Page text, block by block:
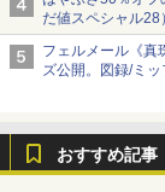
だ値スペシャル
ねっと限定
フェルメール《真
ズ公開。図録/ミ
おすすめ記事